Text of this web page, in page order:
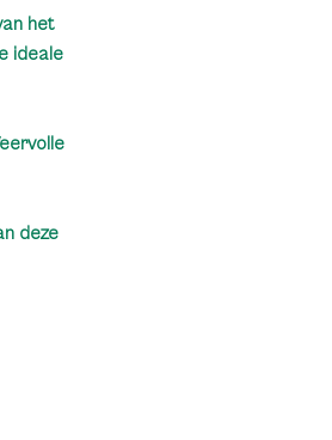
het
ideale
deze